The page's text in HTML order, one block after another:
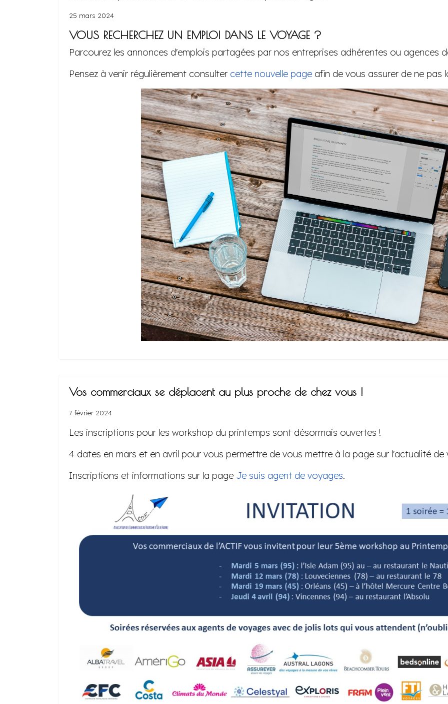
25 mars 2024
VOUS RECHERCHEZ UN EMPLOI DANS LE VOYAGE ?
Parcourez les annonces d'emplois partagées par nos entreprises adhérentes ou agences
Pensez à venir régulièrement consulter cette nouvelle page afin de vous assurer de ne pas
Vos commerciaux se déplacent au plus proche de chez vous !
7 février 2024
Les inscriptions pour les workshop du printemps sont désormais ouvertes !
4 dates en mars et en avril pour vous permettre de vous mettre à la page sur l'actualité de
Inscriptions et informations sur la page Je suis agent de voyages.